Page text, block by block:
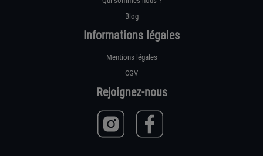
Blog
Informations légales
Mentions légales
CGV
Rejoignez-nous